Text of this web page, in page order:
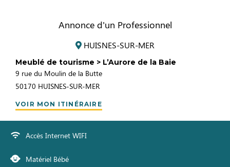
Annonce d'un Professionnel
HUISNES-SUR-MER
Meublé de tourisme > L’Aurore de la Baie
9 rue du Moulin de la Butte
50170 HUISNES-SUR-MER
VOIR MON ITINÉRAIRE
Accès Internet WIFI
Matériel Bébé